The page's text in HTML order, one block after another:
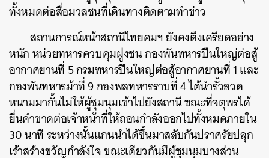
ทั้งหมดต่อสื่อมวลชนที่เดินทางติดตามทำข่าว
สถานการณ์หน้าสถานีไทยคมฯ ยังคงตึงเครียดอย่าง
หนัก หน่วยทหารควบคุมฝูงชน กองพันทหารปืนใหญ่ต่อสู้
อากาศยานที่ 5 กรมทหารปืนใหญ่ต่อสู้อากาศยานที่ 1 และ
กองพันทหารม้าที่ 9 กองพลทหารราบที่ 4 ได้นำรั้วลวด
หนามมากั้นไม่ให้ผู้ชุมนุมเข้าไปยังสถานี ขณะที่จตุพรได้
ยื่นคำขาดต่อเจ้าหน้าที่ให้ถอนกำลังออกไปทั้งหมดภายใน
30 นาที ระหว่างนั้นแกนนำได้ขึ้นมาสลับกันปราศรัยปลุก
เร้าสร้างขวัญกำลังใจ ขณะเดียวกันมีผู้ชุมนุมบางส่วน